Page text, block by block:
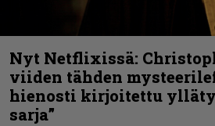
Nyt Netflixissä:
viiden tähden
hienosti kirjoitettu
sarja”